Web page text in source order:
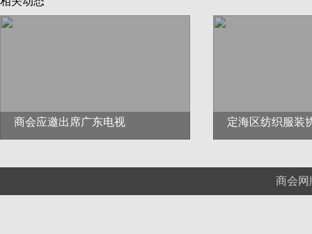
商会应邀出席广东电视 定海区纺织服装
商会网